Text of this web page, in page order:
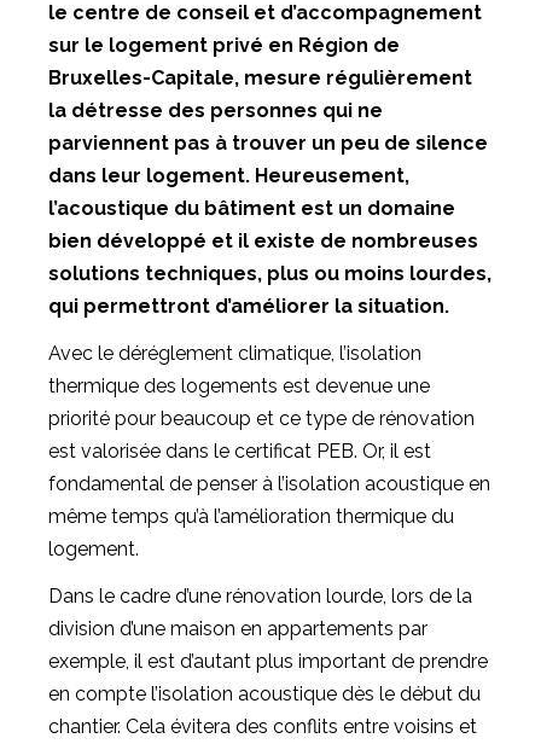
le centre de conseil et d’accompagnement
sur le logement privé en Région de
Bruxelles-Capitale, mesure régulièrement
la détresse des personnes qui ne
parviennent pas à trouver un peu de silence
dans leur logement. Heureusement,
l’acoustique du bâtiment est un domaine
bien développé et il existe de nombreuses
solutions techniques, plus ou moins lourdes,
qui permettront d’améliorer la situation.
Avec le déréglement climatique, l’isolation
thermique des logements est devenue une
priorité pour beaucoup et ce type de rénovation
est valorisée dans le certificat PEB. Or, il est
fondamental de penser à l’isolation acoustique en
même temps qu’à l’amélioration thermique du
logement.
Dans le cadre d’une rénovation lourde, lors de la
division d’une maison en appartements par
exemple, il est d’autant plus important de prendre
en compte l’isolation acoustique dès le début du
chantier. Cela évitera des conflits entre voisins et